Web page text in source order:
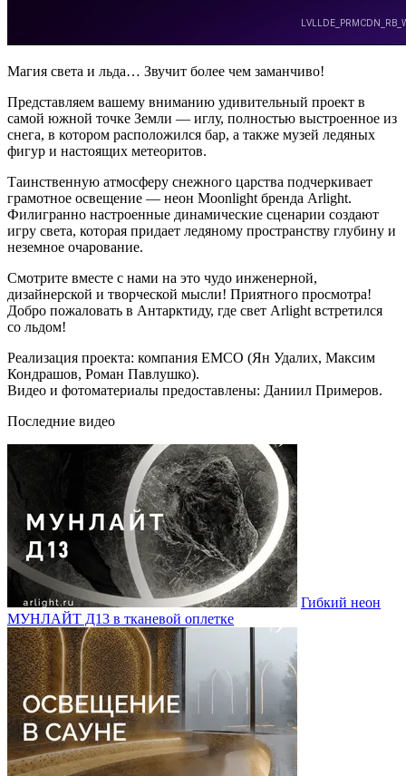
Магия света и льда… Звучит более чем заманчиво!
Представляем вашему вниманию удивительный проект в
самой южной точке Земли — иглу, полностью выстроенное из
снега, в котором расположился бар, а также музей ледяных
фигур и настоящих метеоритов.
Таинственную атмосферу снежного царства подчеркивает
грамотное освещение — неон Moonlight бренда Arlight.
Филигранно настроенные динамические сценарии создают
игру света, которая придает ледяному пространству глубину и
неземное очарование.
Смотрите вместе с нами на это чудо инженерной,
дизайнерской и творческой мысли! Приятного просмотра!
Добро пожаловать в Антарктиду, где свет Arlight встретился
со льдом!
Реализация проекта: компания EMCO (Ян Удалих, Максим
Кондрашов, Роман Павлушко).
Видео и фотоматериалы предоставлены: Даниил Примеров.
Последние видео
Гибкий неон
МУНЛАЙТ Д13 в тканевой оплетке